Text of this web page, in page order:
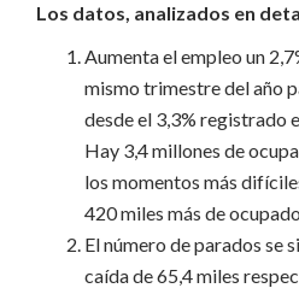
Los datos, analizados en
Aumenta el empleo un
mismo trimestre del año
desde el 3,3% registrado
Hay 3,4 millones de
los momentos más
420 miles más de
El número de parados se
caída de 65,4 miles